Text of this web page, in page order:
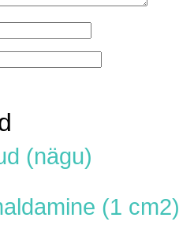
(nägu)
(1 cm2)